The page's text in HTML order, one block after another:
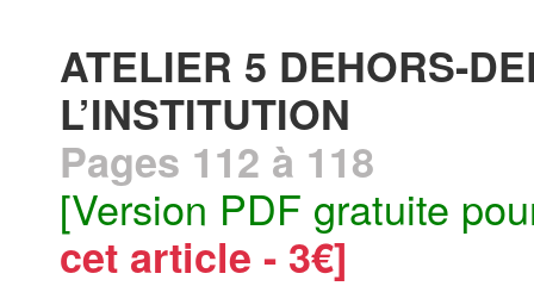
ATELIER 5 DEHORS-
L’INSTITUTION
Pages 112 à 118
[Version PDF gratuite
cet article - 3€]